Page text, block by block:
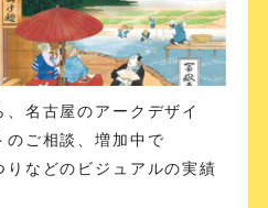
、名古屋のアークデザイ
のご相談、増加中で
などのビジュアルの実績